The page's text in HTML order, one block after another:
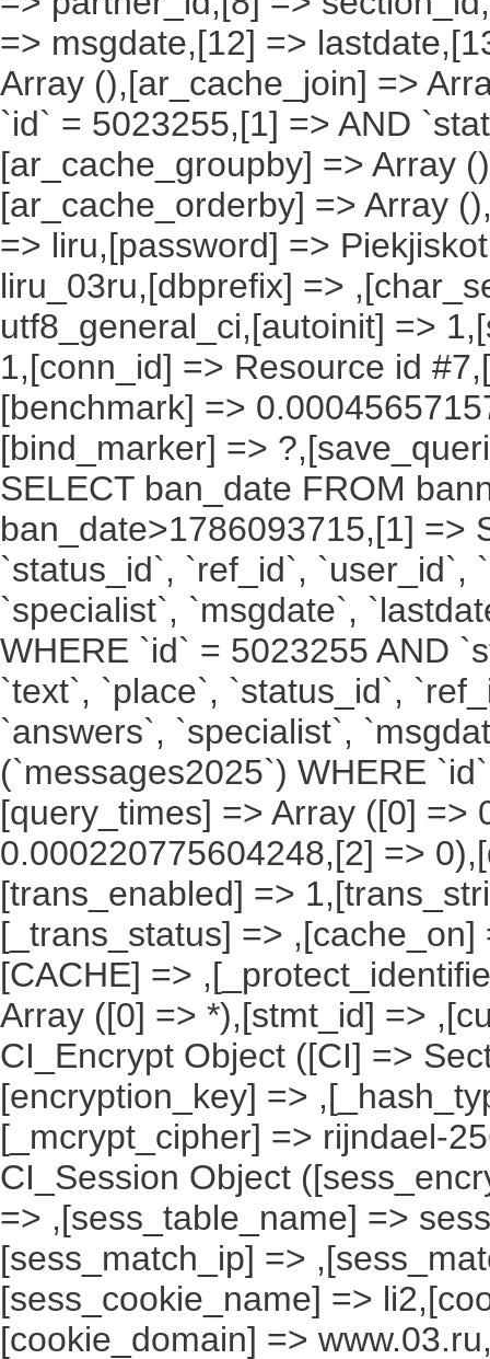
=> msgdate,[12] =>
Array (),[ar_cache_join] =>
`id` = 5023255,[1] => AND
[ar_cache_groupby] => Array
[ar_cache_orderby] => Array
=> liru,[password] =>
liru_03ru,[dbprefix] =>
utf8_general_ci,[autoinit] =>
1,[conn_id] => Resource id
[benchmark] =>
[bind_marker] =>
SELECT ban_date FROM
ban_date>1786093715,[1] =>
`status_id`, `ref_id`, `user_id`,
`specialist`, `msgdate`,
WHERE `id` = 5023255 AND
`text`, `place`, `status_id`,
`answers`, `specialist`,
(`messages2025`) WHERE
[query_times] => Array ([0] =>
0.000220775604248,[2] =>
[trans_enabled] =>
[_trans_status] =>
[CACHE] =>
Array ([0] => *),[stmt_id] =>
CI_Encrypt Object ([CI] =>
[encryption_key] =>
[_mcrypt_cipher] => rijndael-
CI_Session Object
=> ,[sess_table_name] =>
[sess_match_ip] =>
[sess_cookie_name] =>
[cookie_domain] =>